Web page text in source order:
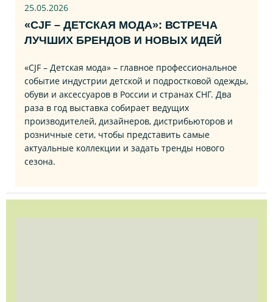
25.05.2026
«CJF – ДЕТСКАЯ МОДА»: ВСТРЕЧА
ЛУЧШИХ БРЕНДОВ И НОВЫХ ИДЕЙ
«CJF – Детская мода» – главное профессиональное
событие индустрии детской и подростковой одежды,
обуви и аксессуаров в России и странах СНГ. Два
раза в год выставка собирает ведущих
производителей, дизайнеров, дистрибьюторов и
розничные сети, чтобы представить самые
актуальные коллекции и задать тренды нового
сезона.